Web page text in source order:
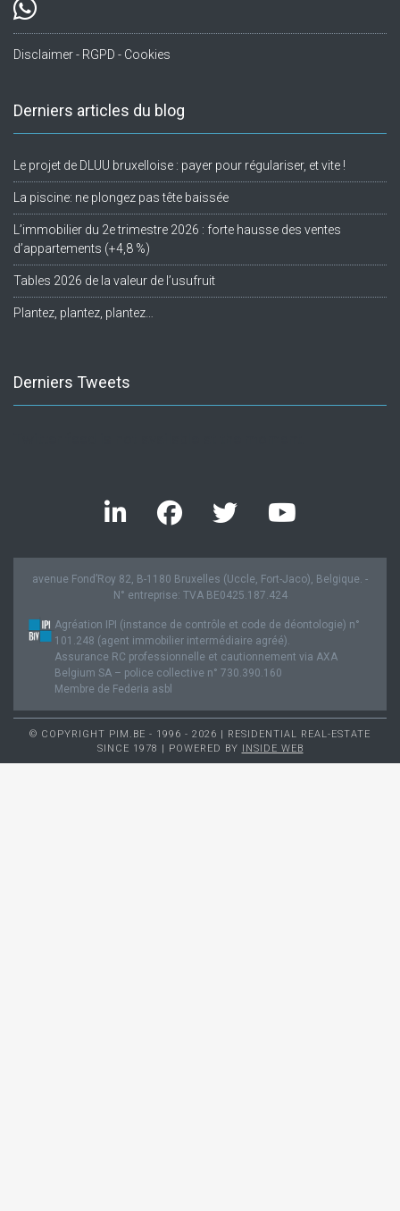
Disclaimer - RGPD - Cookies
Derniers articles du blog
Le projet de DLUU bruxelloise : payer pour régulariser, et vite !
La piscine: ne plongez pas tête baissée
L’immobilier du 2e trimestre 2026 : forte hausse des ventes
d’appartements (+4,8 %)
Tables 2026 de la valeur de l’usufruit
Plantez, plantez, plantez…
Derniers Tweets
avenue Fond’Roy 82, B-1180 Bruxelles (Uccle, Fort-Jaco), Belgique. -
N° entreprise: TVA BE0425.187.424
Agréation IPI (instance de contrôle et code de déontologie) n°
101.248 (agent immobilier intermédiaire agréé).
Assurance RC professionnelle et cautionnement via AXA
Belgium SA – police collective n° 730.390.160
Membre de Federia asbl
© COPYRIGHT PIM.BE - 1996 - 2026 | RESIDENTIAL REAL-ESTATE
SINCE 1978 | POWERED BY INSIDE WEB